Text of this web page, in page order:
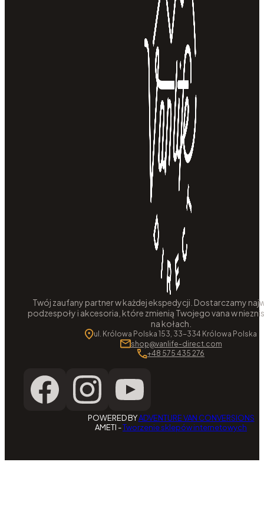
Twój zaufany partner w każdej ekspedycji. Dostarczamy
podzespoły i akcesoria, które zmienią Twojego vana w
na kołach.
ul. Królowa Polska 153, 33-334 Królowa Polska
shop@vanlife-direct.com
+48 575 435 276
POWERED BYADVENTURE VAN CONVERSIONS
AMETI -Tworzenie sklepów internetowych